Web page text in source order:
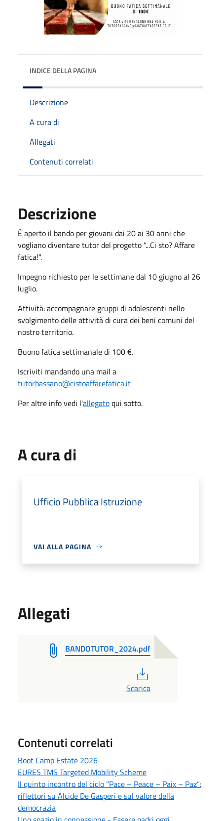
INDICE DELLA PAGINA
Descrizione
A cura di
Allegati
Contenuti correlati
Descrizione
È aperto il bando per giovani dai 20 ai 30 anni che
vogliano diventare tutor del progetto "...Ci sto? Affare
fatica!".
Impegno richiesto per le settimane dal 10 giugno al 26
luglio.
Attività: accompagnare gruppi di adolescenti nello
svolgimento delle attività di cura dei beni comuni del
nostro territorio.
Buono fatica settimanale di 100 €.
Iscriviti mandando una mail a
tutorbassano@cistoaffarefatica.it
Per altre info vedi l'allegatoqui sotto.
A cura di
Ufficio Pubblica Istruzione
VAI ALLA PAGINA
Allegati
BANDOTUTOR_2024.pdf
Scarica
Contenuti correlati
Boot Camp Estate 2026
EURES TMS Targeted Mobility Scheme
Il quinto incontro del ciclo “Pace – Peace – Paix – Paz”:
riflettori su Alcide De Gasperi e sul valore della
democrazia